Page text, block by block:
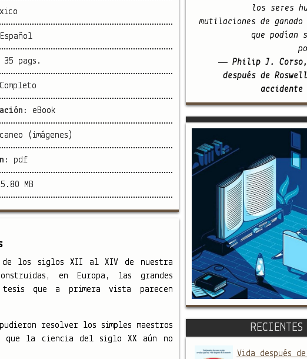
Español
35 pags.
Completo
eBook
(imágenes)
pdf
5.80 MB
los siglos XII al XIV de nuestra
en Europa, las grandes
que a primera vista parecen
resolver los simples maestros
que la ciencia del siglo XX aún no
los seres
mutilaciones de
que podían
— Philip J.
después de
accidente
RECIENTES
Vida después